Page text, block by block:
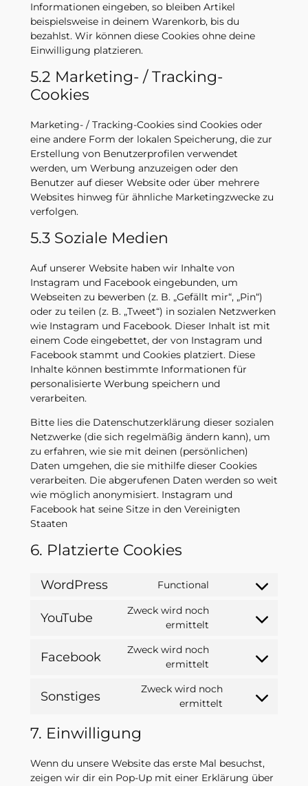
Informationen eingeben, so bleiben Artikel
beispielsweise in deinem Warenkorb, bis du
bezahlst. Wir können diese Cookies ohne deine
Einwilligung platzieren.
5.2 Marketing- / Tracking-
Cookies
Marketing- / Tracking-Cookies sind Cookies oder
eine andere Form der lokalen Speicherung, die zur
Erstellung von Benutzerprofilen verwendet
werden, um Werbung anzuzeigen oder den
Benutzer auf dieser Website oder über mehrere
Websites hinweg für ähnliche Marketingzwecke zu
verfolgen.
5.3 Soziale Medien
Auf unserer Website haben wir Inhalte von
Instagram und Facebook eingebunden, um
Webseiten zu bewerben (z. B. „Gefällt mir“, „Pin“)
oder zu teilen (z. B. „Tweet“) in sozialen Netzwerken
wie Instagram und Facebook. Dieser Inhalt ist mit
einem Code eingebettet, der von Instagram und
Facebook stammt und Cookies platziert. Diese
Inhalte können bestimmte Informationen für
personalisierte Werbung speichern und
verarbeiten.
Bitte lies die Datenschutzerklärung dieser sozialen
Netzwerke (die sich regelmäßig ändern kann), um
zu erfahren, wie sie mit deinen (persönlichen)
Daten umgehen, die sie mithilfe dieser Cookies
verarbeiten. Die abgerufenen Daten werden so weit
wie möglich anonymisiert. Instagram und
Facebook hat seine Sitze in den Vereinigten
Staaten
6. Platzierte Cookies
WordPress Functional
Consent
YouTube
Zweck wird noch
ermittelt
Consent
Facebook
Zweck wird noch
ermittelt
Consent
service
facebook
Sonstiges
Zweck wird noch
ermittelt
Consent
7. Einwilligung
Wenn du unsere Website das erste Mal besuchst,
zeigen wir dir ein Pop-Up mit einer Erklärung über